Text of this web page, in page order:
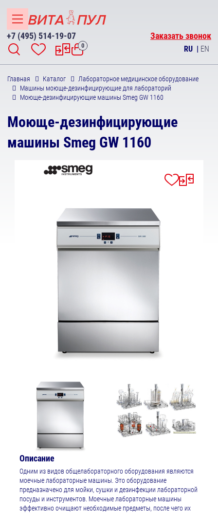
+7 (495) 514-19-07 Заказать звонок
0 RU | EN
Главная Каталог
Лабораторное медицинское оборудование
Машины моюще-дезинфицирующие для лабораторий
Моюще-дезинфицирующие машины Smeg GW 1160
Моюще-дезинфицирующие
машины Smeg GW 1160
Описание
Одним из видов общелабораторного оборудования являются
моечные лабораторные машины. Это оборудование
предназначено для мойки, сушки и дезинфекции лабораторной
посуды и инструментов. Моечные лабораторные машины
эффективно очищают необходимые предметы, после чего их